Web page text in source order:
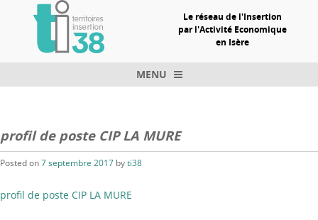
Le réseau de l'Insertion
par l'Activité Economique
en Isère
MENU
profil de poste CIP LA MURE
Posted on7 septembre 2017 byti38
profil de poste CIP LA MURE